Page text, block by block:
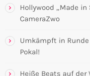
Hollywood „Made
CameraZwo
Umkämpft in
Pokal!
Heiße Beats auf der